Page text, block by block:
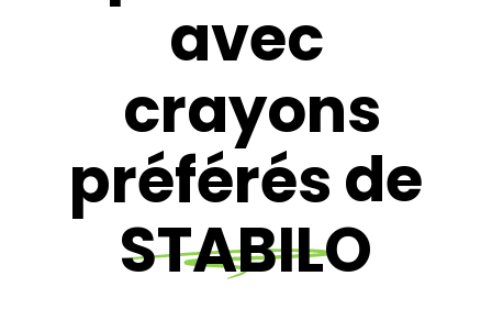
avec
crayons
préférésde
STABILO